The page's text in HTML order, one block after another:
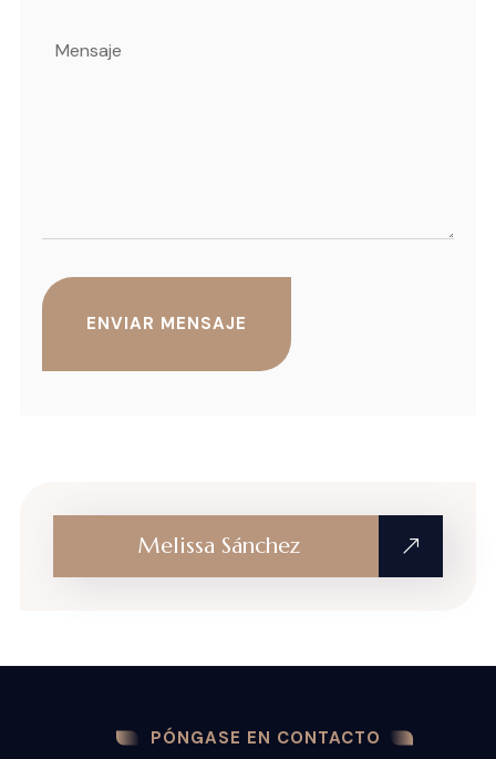
Mensaje (Obligatorio)
Melissa Sánchez
PÓNGASE EN CONTACTO